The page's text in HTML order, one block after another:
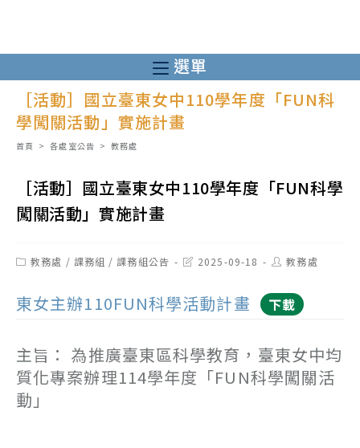
至
主
內
選單
［活動］國立臺東女中110學年度「FUN科
學闖關活動」實施計畫
首頁 > 各處室公告 > 教務處
［活動］國立臺東女中110學年度「FUN科學
闖關活動」實施計畫
Post教務處 / 課務組 / 課務組公告
Post2025-09-18
Post教務處
東女主辦110FUN科學活動計畫 下載
主旨： 為推廣臺東區科學教育，臺東女中均
質化專案辦理114學年度「FUN科學闖關活
動」